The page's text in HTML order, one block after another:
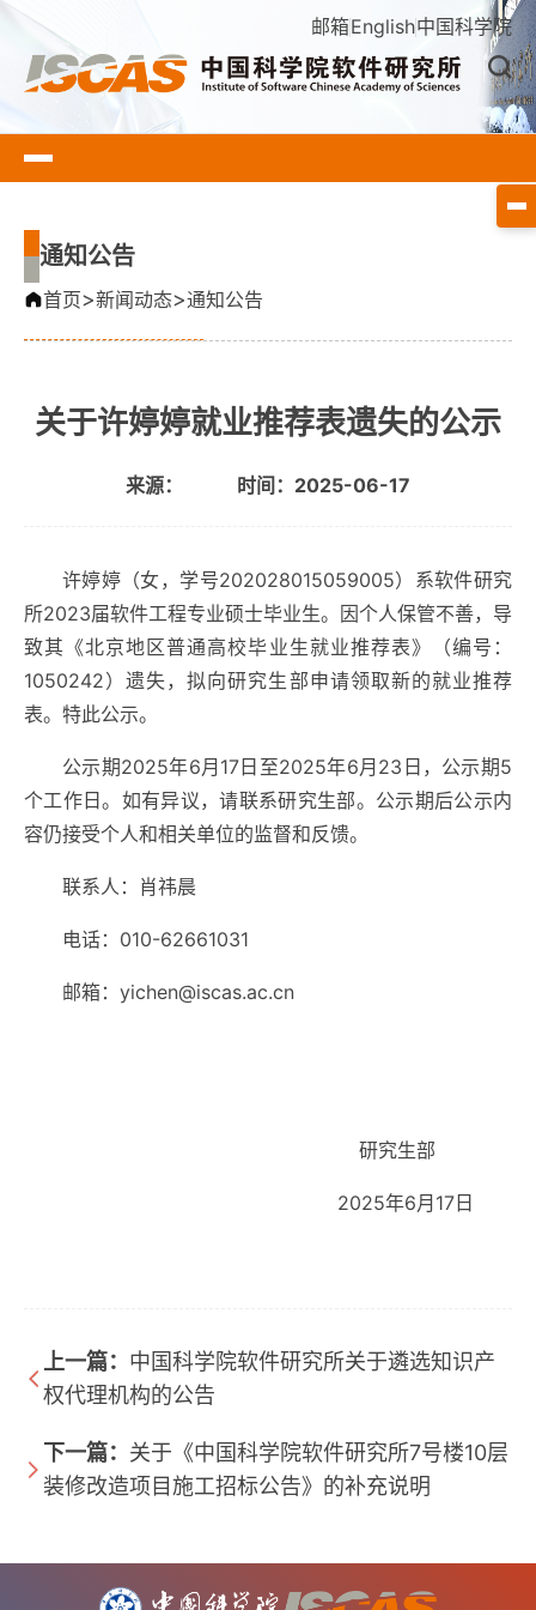
邮箱English中国科学院
通知公告
首页>新闻动态>通知公告
关于许婷婷就业推荐表遗失的公示
来源： 时间：2025-06-17
许婷婷（女，学号202028015059005）系软件研究
所2023届软件工程专业硕士毕业生。因个人保管不善，导
致其《北京地区普通高校毕业生就业推荐表》（编号：
1050242）遗失，拟向研究生部申请领取新的就业推荐
表。特此公示。
公示期2025年6月17日至2025年6月23日，公示期5
个工作日。如有异议，请联系研究生部。公示期后公示内
容仍接受个人和相关单位的监督和反馈。
联系人：肖祎晨
电话：010-62661031
邮箱：yichen@iscas.ac.cn
研究生部
2025年6月17日
上一篇： 中国科学院软件研究所关于遴选知识产
权代理机构的公告
下一篇： 关于《中国科学院软件研究所7号楼10层
装修改造项目施工招标公告》的补充说明